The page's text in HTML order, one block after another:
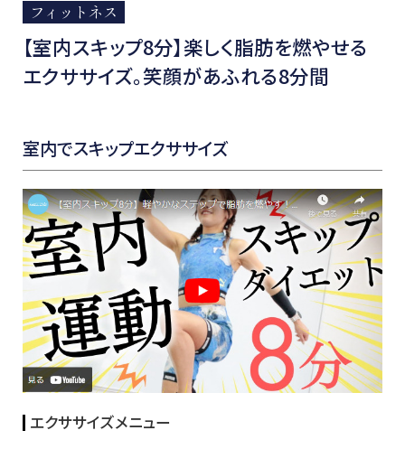
フィットネス
【室内スキップ8分】楽しく脂肪を燃やせる
エクササイズ。笑顔があふれる8分間
室内でスキップエクササイズ
エクササイズメニュー